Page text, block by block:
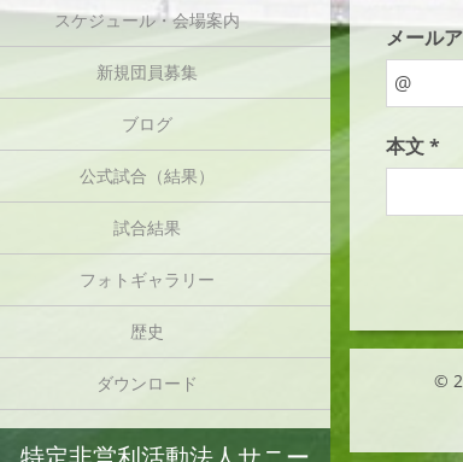
スケジュール・会場案内
新規団員募集
ブログ
公式試合（結果）
試合結果
フォトギャラリー
歴史
ダウンロード
メール
本文 *
©